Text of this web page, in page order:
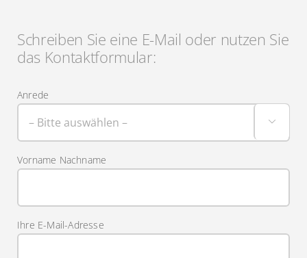
Schreiben Sie eine E-Mail oder nutzen Sie
das Kontaktformular:
Anrede

Vorname Nachname
Ihre E-Mail-Adresse